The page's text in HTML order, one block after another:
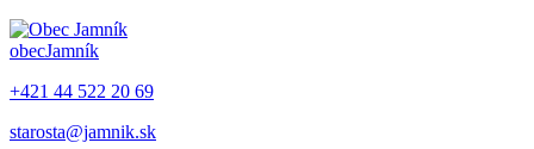
obecJamník
+421 44 522 20 69
starosta@jamnik.sk